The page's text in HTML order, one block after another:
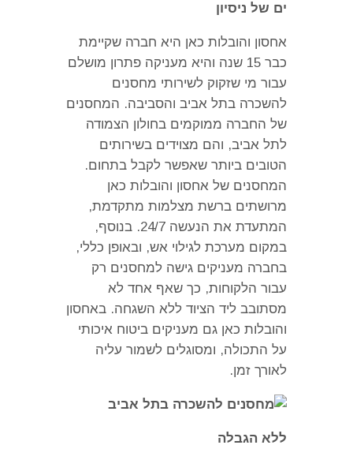
ים של ניסיון
אחסון והובלות כאן היא חברה שקיימת
כבר 15 שנה והיא מעניקה פתרון מושלם
עבור מי שזקוק לשירותי מחסנים
להשכרה בתל אביב והסביבה. המחסנים
של החברה ממוקמים בחולון הצמודה
לתל אביב, והם מצוידים בשירותים
הטובים ביותר שאפשר לקבל בתחום.
המחסנים של אחסון והובלות כאן
מרושתים ברשת מצלמות מתקדמת,
המתעדת את הנעשה 24/7. בנוסף,
במקום מערכת לגילוי אש, ובאופן כללי,
בחברה מעניקים גישה למחסנים רק
עבור הלקוחות, כך שאף אחד לא
מסתובב ליד הציוד ללא השגחה. באחסון
והובלות כאן גם מעניקים ביטוח איכותי
על התכולה, ומסוגלים לשמור עליה
לאורך זמן.
ללא הגבלה